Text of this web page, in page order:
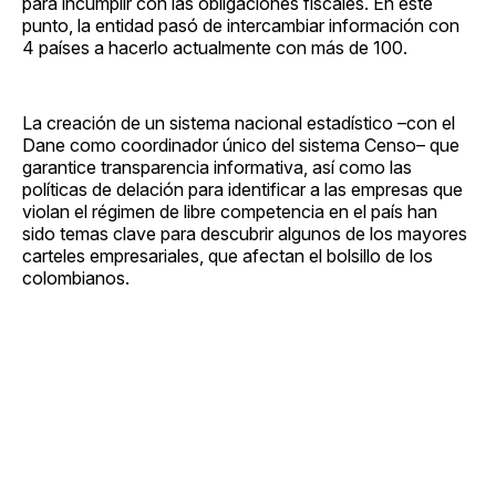
punto, la entidad pasó de intercambiar información con
4 países a hacerlo actualmente con más de 100.
La creación de un sistema nacional estadístico –con el
Dane como coordinador único del sistema Censo– que
garantice transparencia informativa, así como las
políticas de delación para identificar a las empresas que
violan el régimen de libre competencia en el país han
sido temas clave para descubrir algunos de los mayores
carteles empresariales, que afectan el bolsillo de los
colombianos.